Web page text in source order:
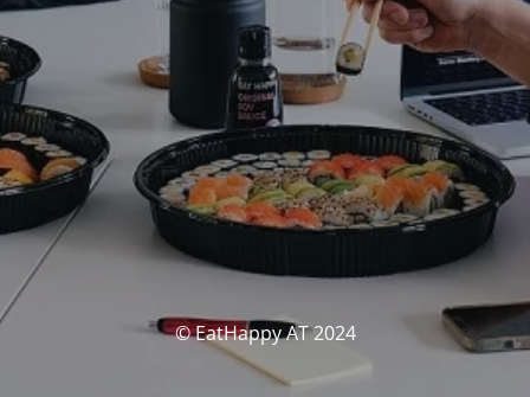
© EatHappy AT 2024